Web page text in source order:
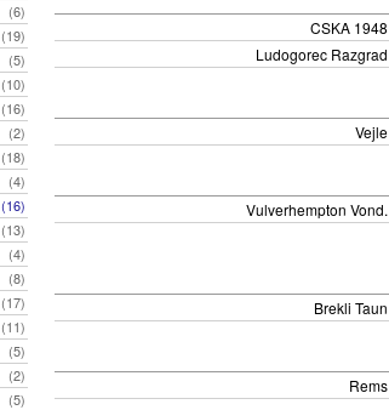
(6)
(19)
(5)
(10)
(16)
(2)
(18)
(4)
(16)
(13)
(4)
(8)
(17)
(11)
(5)
(2)
(5)
CSKA 1948
Ludogorec Razgrad
Vejle
Vulverhempton Vond.
Brekli Taun
Rems